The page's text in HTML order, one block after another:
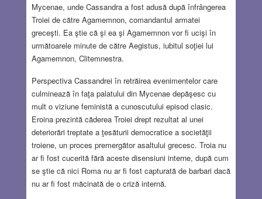
Mycenae, unde Cassandra a fost adusă după înfrângerea
Troiei de către Agamemnon, comandantul armatei
greceşti. Ea ştie că şi ea şi Agamemnon vor fi ucişi în
următoarele minute de către Aegistus, iubitul soţiei lui
Agamemnon, Clitemnestra.
Perspectiva Cassandrei în retrăirea evenimentelor care
culminează în faţa palatului din Mycenae depăşesc cu
mult o viziune feministă a cunoscutului episod clasic.
Eroina prezintă căderea Troiei drept rezultat al unei
deteriorări treptate a ţesăturii democratice a societăţii
troiene, un proces premergător asaltului grecesc. Troia nu
ar fi fost cucerită fără aceste disensiuni interne, după cum
se ştie că nici Roma nu ar fi fost capturată de barbari dacă
nu ar fi fost măcinată de o criză internă.